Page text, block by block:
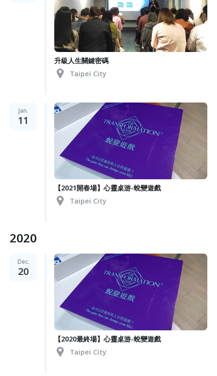
升級人生關鍵密碼
Taipei City
Jan.
11
【2021開春場】心靈桌游-蛻變遊戲
Taipei City
2020
Dec.
20
【2020最終場】心靈桌游-蛻變遊戲
Taipei City